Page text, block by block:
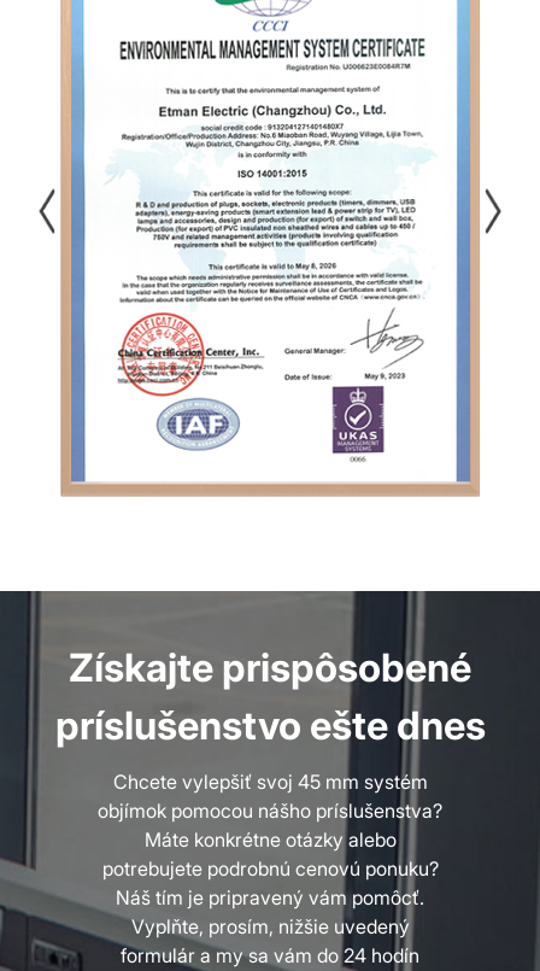
Získajte prispôsobené
príslušenstvo ešte dnes
Chcete vylepšiť svoj 45 mm systém
objímok pomocou nášho príslušenstva?
Máte konkrétne otázky alebo
potrebujete podrobnú cenovú ponuku?
Náš tím je pripravený vám pomôcť.
Vyplňte, prosím, nižšie uvedený
formulár a my sa vám do 24 hodín